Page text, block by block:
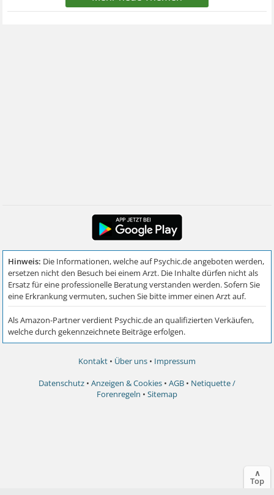
Kontakt • Über uns • Impressum
Datenschutz • Anzeigen & Cookies • AGB • Netiquette /
Forenregeln • Sitemap
∧
Top